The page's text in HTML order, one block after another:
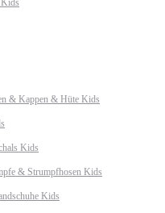
& Kappen & Hüte Kids
Kids
& Strumpfhosen Kids
Kids